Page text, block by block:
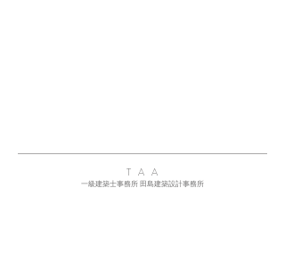
T A A
一級建築士事務所 田島建築設計事務所